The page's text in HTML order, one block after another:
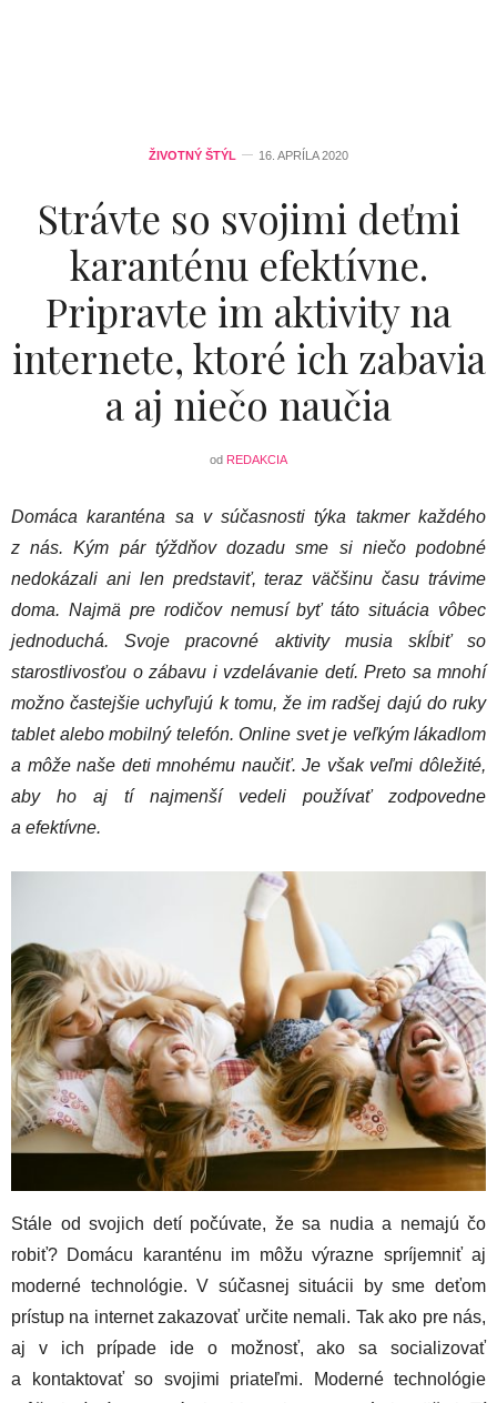
ŽIVOTNÝ ŠTÝL 16. APRÍLA 2020
Strávte so svojimi deťmi
karanténu efektívne.
Pripravte im aktivity na
internete, ktoré ich zabavia
a aj niečo naučia
od REDAKCIA
Domáca karanténa sa v súčasnosti týka takmer každého
z nás. Kým pár týždňov dozadu sme si niečo podobné
nedokázali ani len predstaviť, teraz väčšinu času trávime
doma. Najmä pre rodičov nemusí byť táto situácia vôbec
jednoduchá. Svoje pracovné aktivity musia skĺbiť so
starostlivosťou o zábavu i vzdelávanie detí. Preto sa mnohí
možno častejšie uchyľujú k tomu, že im radšej dajú do ruky
tablet alebo mobilný telefón. Online svet je veľkým lákadlom
a môže naše deti mnohému naučiť. Je však veľmi dôležité,
aby ho aj tí najmenší vedeli používať zodpovedne
a efektívne.
Stále od svojich detí počúvate, že sa nudia a nemajú čo
robiť? Domácu karanténu im môžu výrazne spríjemniť aj
moderné technológie. V súčasnej situácii by sme deťom
prístup na internet zakazovať určite nemali. Tak ako pre nás,
aj v ich prípade ide o možnosť, ako sa socializovať
a kontaktovať so svojimi priateľmi. Moderné technológie